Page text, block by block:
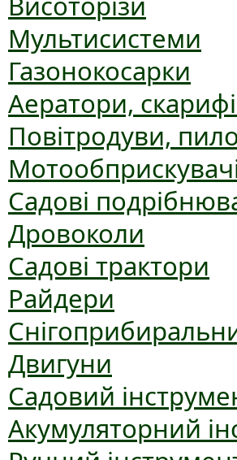
Мультисистеми
Газонокосарки
Аератори,
Повітродуви,
Садові
Дровоколи
Садові трактори
Райдери
Двигуни
Садовий
Акумуляторний